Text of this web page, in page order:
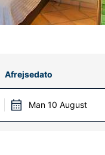
Afrejsedato
Man 10 August